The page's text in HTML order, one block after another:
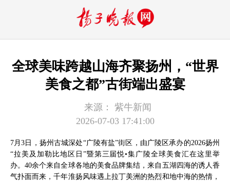
全球美味跨越山海齐聚扬州，“世界
美食之都”古街端出盛宴
来源：
紫牛新闻
2026-07-03 17:41:00
7月3日，扬州古城深处“广陵有盐”街区，由广陵区承办的2026扬州
“拉美及加勒比地区日”暨第三届悦•集广陵全球美食汇在这里举
办。40余个来自全球各地的美食品牌集结，来自五湖四海的诱人香
气扑面而来，千年淮扬风味遇上拉丁美洲的热烈和地中海的热情，